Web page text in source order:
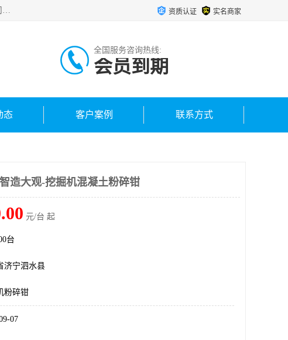
济宁智造工程科技有限公司是一家经营智造大观、挖机属具、滚筒筛分斗等产品的滑移装载机厂家。济宁智造工程科技有限公司奉行以质量赢得用户，诚信为本，互利共赢的宗旨，依靠雄厚的技术力量，科学的管理制度，先进的加工检测设备，始终坚持以客户为中心，免费咨询！ 资质认证 实名商家
全国服务咨询热线:
会员到期
态 客户案例 联系方式
造大观-挖掘机混凝土粉碎钳
元/台 起
台
济宁泗水县
粉碎钳
07